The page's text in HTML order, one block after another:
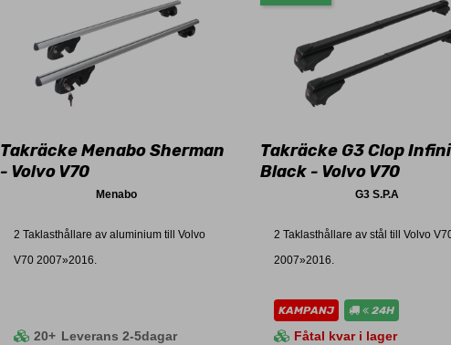
Takräcke Menabo Sherman
- Volvo V70
Menabo
2 Taklasthållare av aluminium till Volvo
V70 2007»2016.
20+ Leverans 2-5dagar
Takräcke G3 Clop
Black - Volvo V70
G3 S.P.A
2 Taklasthållare av stål till Volvo
2007»2016.
KAMPANJ 24H
Fåtal kvar i lager